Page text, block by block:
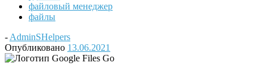
файловый менеджер
файлы
- AdminSHelpers
Опубликовано 13.06.2021